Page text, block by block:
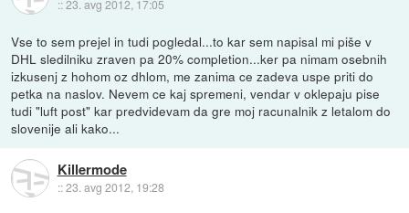
::23. avg 2012, 17:05
Vse to sem prejel in tudi pogledal...to kar sem napisal mi piše v
DHL sledilniku zraven pa 20% completion...ker pa nimam osebnih
izkusenj z hohom oz dhlom, me zanima ce zadeva uspe priti do
petka na naslov. Nevem ce kaj spremeni, vendar v oklepaju pise
tudi "luft post" kar predvidevam da gre moj racunalnik z letalom do
slovenije ali kako...
Killermode
::23. avg 2012, 19:28